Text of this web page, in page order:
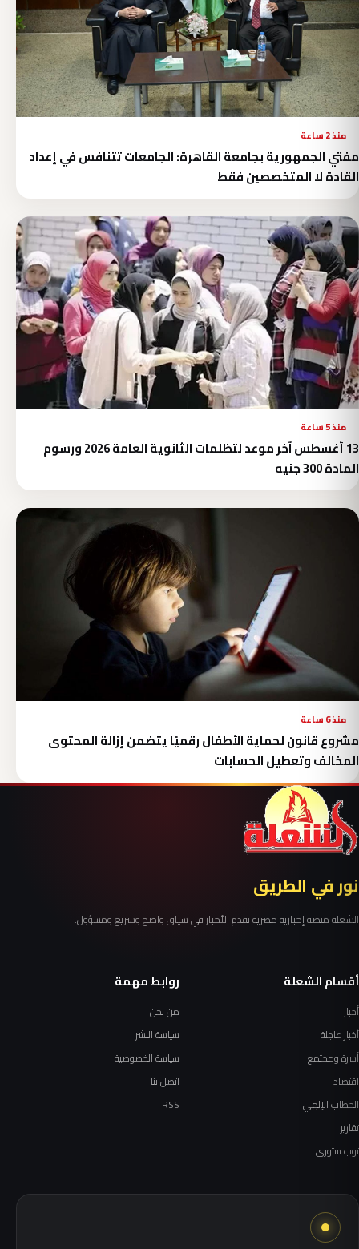
منذ 2 ساعة
مفتي الجمهورية بجامعة القاهرة: الجامعات تتنافس في إعداد
القادة لا المتخصصين فقط
منذ 5 ساعة
13 أغسطس آخر موعد لتظلمات الثانوية العامة 2026 ورسوم
المادة 300 جنيه
منذ 6 ساعة
مشروع قانون لحماية الأطفال رقميًا يتضمن إزالة المحتوى
المخالف وتعطيل الحسابات
نور في الطريق
الشعلة منصة إخبارية مصرية تقدم الأخبار في سياق واضح وسريع ومسؤول.
أقسام الشعلة
أخبار
أخبار عاجلة
أسرة ومجتمع
اقتصاد
الخطاب الإلهي
تقارير
توب ستوري
روابط مهمة
من نحن
سياسة النشر
سياسة الخصوصية
اتصل بنا
RSS